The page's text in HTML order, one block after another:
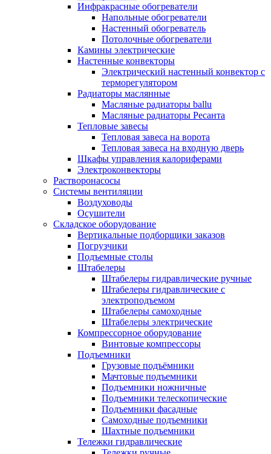
Инфракрасные обогреватели
Напольные обогреватели
Настенный обогреватель
Потолочные обогреватели
Камины электрические
Настенные конвекторы
Электрический настенный конвектор с
терморегулятором
Радиаторы маслянные
Масляные радиаторы ballu
Масляные радиаторы Ресанта
Тепловые завесы
Тепловая завеса на ворота
Тепловая завеса на входную дверь
Шкафы управления калориферами
Электроконвекторы
Растворонасосы
Системы вентиляции
Воздуховоды
Осушители
Складское оборудование
Вертикальные подборщики заказов
Погрузчики
Подъемные столы
Штабелеры
Штабелеры гидравлические ручные
Штабелеры гидравлические с
электроподъемом
Штабелеры самоходные
Штабелеры электрические
Компрессорное оборудование
Винтовые компрессоры
Подъемники
Грузовые подъёмники
Мачтовые подъемники
Подъемники ножничные
Подъемники телескопические
Подъемники фасадные
Самоходные подъемники
Шахтные подъемники
Тележки гидравлические